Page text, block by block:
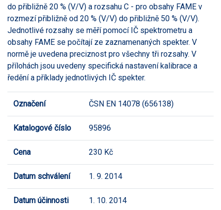
do přibližně 20 % (V/V) a rozsahu C - pro obsahy FAME v
rozmezí přibližně od 20 % (V/V) do přibližně 50 % (V/V).
Jednotlivé rozsahy se měří pomocí IČ spektrometru a
obsahy FAME se počítají ze zaznamenaných spekter. V
normě je uvedena preciznost pro všechny tři rozsahy. V
přílohách jsou uvedeny specifická nastavení kalibrace a
ředění a příklady jednotlivých IČ spekter.
Označení ČSN EN 14078 (656138)
Katalogové číslo 95896
Cena 230 Kč
Datum schválení 1. 9. 2014
Datum účinnosti 1. 10. 2014